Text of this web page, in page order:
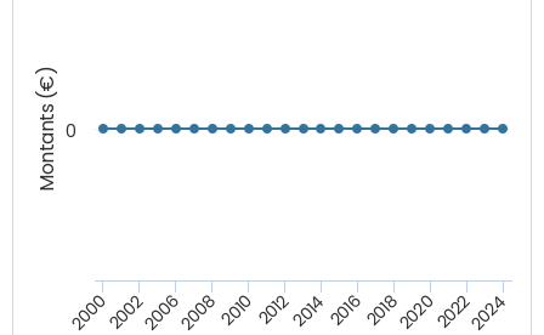
Montants (€)
20002002200620082010 2012201420162018202020222024
0